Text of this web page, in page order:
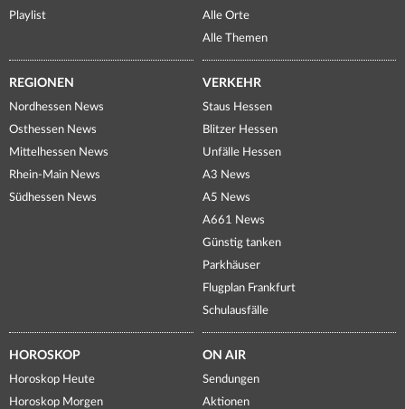
Playlist
Alle Orte
Alle Themen
REGIONEN
Nordhessen News
Osthessen News
Mittelhessen News
Rhein-Main News
Südhessen News
VERKEHR
Staus Hessen
Blitzer Hessen
Unfälle Hessen
A3 News
A5 News
A661 News
Günstig tanken
Parkhäuser
Flugplan Frankfurt
Schulausfälle
HOROSKOP
Horoskop Heute
Horoskop Morgen
ON AIR
Sendungen
Aktionen